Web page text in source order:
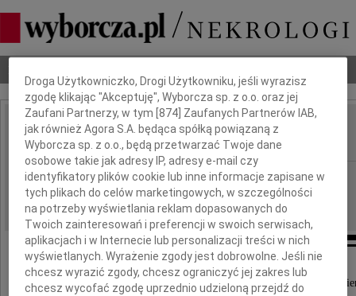
IMIĘ I NAZWISKO: Stefania Grodzieńska
REGION: Warszawa
DATA EMISJI: 30.04.2010
Z wielkim smutkiem przyjąłem wiadomość o
Dbamy o Twoją prywatność
Droga Użytkowniczko, Drogi Użytkowniku, jeśli wyrazisz
zgodę klikając "Akceptuję", Wyborcza sp. z o.o. oraz jej
Zaufani Partnerzy, w tym [874 ] Zaufanych Partnerów IAB,
jak również Agora S.A. będąca spółką powiązaną z
Wyborcza sp. z o.o., będą przetwarzać Twoje dane
osobowe takie jak adresy IP, adresy e-mail czy
identyfikatory plików cookie lub inne informacje zapisane w
tych plikach do celów marketingowych, w szczególności
na potrzeby wyświetlania reklam dopasowanych do
Twoich zainteresowań i preferencji w swoich serwisach,
aplikacjach i w Internecie lub personalizacji treści w nich
wyświetlanych. Wyrażenie zgody jest dobrowolne. Jeśli nie
chcesz wyrazić zgody, chcesz ograniczyć jej zakres lub
chcesz wycofać zgodę uprzednio udzieloną przejdź do